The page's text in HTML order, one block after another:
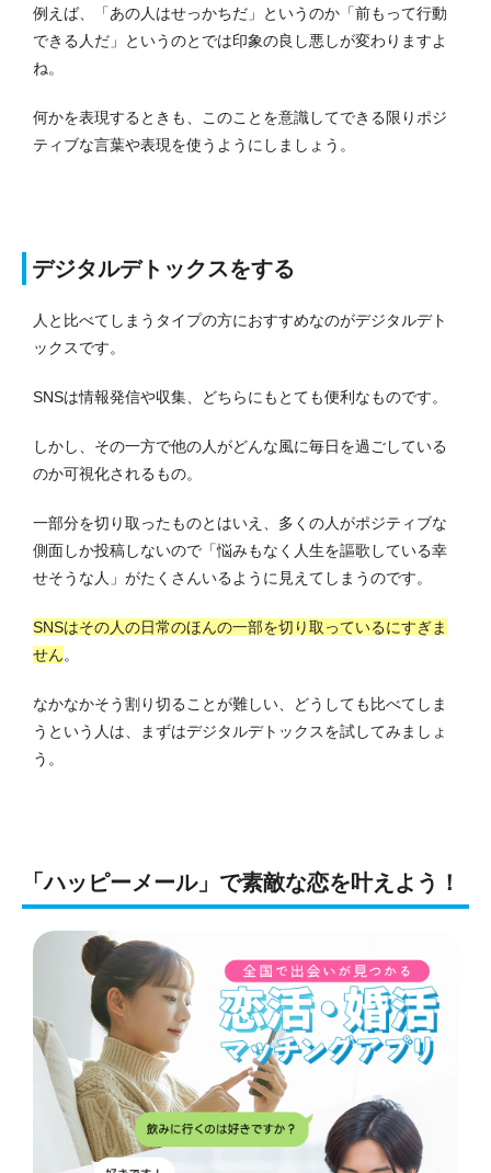
例えば、「あの人はせっかちだ」というのか「前もって行動
できる人だ」というのとでは印象の良し悪しが変わりますよ
ね。
何かを表現するときも、このことを意識してできる限りポジ
ティブな言葉や表現を使うようにしましょう。
デジタルデトックスをする
人と比べてしまうタイプの方におすすめなのがデジタルデト
ックスです。
SNSは情報発信や収集、どちらにもとても便利なものです。
しかし、その一方で他の人がどんな風に毎日を過ごしている
のか可視化されるもの。
一部分を切り取ったものとはいえ、多くの人がポジティブな
側面しか投稿しないので「悩みもなく人生を謳歌している幸
せそうな人」がたくさんいるように見えてしまうのです。
SNSはその人の日常のほんの一部を切り取っているにすぎま
せん。
なかなかそう割り切ることが難しい、どうしても比べてしま
うという人は、まずはデジタルデトックスを試してみましょ
う。
「ハッピーメール」で素敵な恋を叶えよう！